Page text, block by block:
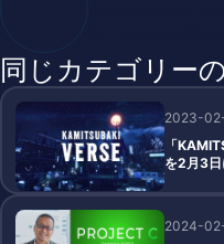
同じカテゴリー
2023-
「
を2月3
2024-